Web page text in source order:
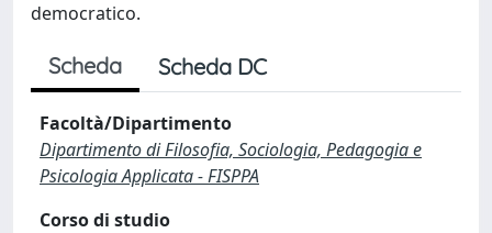
democratico.
Scheda Scheda DC
Facoltà/Dipartimento
Dipartimento di Filosofia, Sociologia, Pedagogia e
Psicologia Applicata - FISPPA
Corso di studio